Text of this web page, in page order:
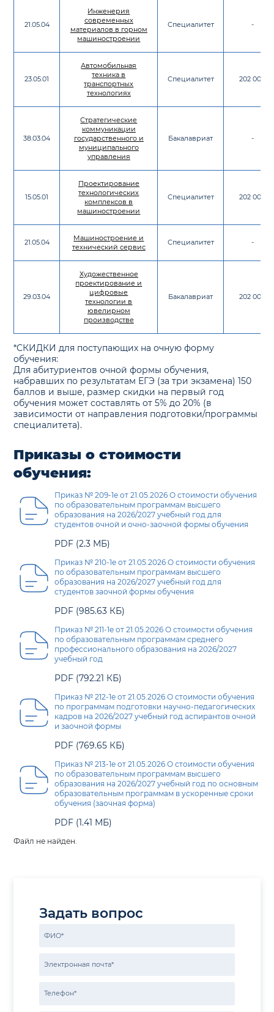
21.05.04
Инженерия
современных
материалов в горном
машиностроении
Специалитет -
23.05.01
Автомобильная
техника в
транспортных
технологиях
Специалитет 202 000
38.03.04
Стратегические
коммуникации
государственного и
муниципального
управления
Бакалавриат -
15.05.01
Проектирование
технологических
комплексов в
машиностроении
Специалитет 202 000
21.05.04
Машиностроение и
технический сервис
Специалитет -
29.03.04
Художественное
проектирование и
цифровые
технологии в
ювелирном
производстве
Бакалавриат 202 000
*СКИДКИ для поступающих на очную форму
обучения:
Для абитуриентов очной формы обучения,
набравших по результатам ЕГЭ (за три экзамена) 150
баллов и выше, размер скидки на первый год
обучения может составлять от 5% до 20% (в
зависимости от направления подготовки/программы
специалитета).
Приказы о стоимости
обучения:
Приказ № 209-1е от 21.05.2026 О стоимости обучения
по образовательным программам высшего
образования на 2026/2027 учебный год для
студентов очной и очно-заочной формы обучения
PDF (2.3 МБ)
Приказ № 210-1е от 21.05.2026 О стоимости обучения
по образовательным программам высшего
образования на 2026/2027 учебный год для
студентов заочной формы обучения
PDF (985.63 КБ)
Приказ № 211-1е от 21.05.2026 О стоимости обучения
по образовательным программам среднего
профессионального образования на 2026/2027
учебный год
PDF (792.21 КБ)
Приказ № 212-1е от 21.05.2026 О стоимости обучения
по программам подготовки научно-педагогических
кадров на 2026/2027 учебный год аспирантов очной
и заочной формы
PDF (769.65 КБ)
Приказ № 213-1е от 21.05.2026 О стоимости обучения
по образовательным программам высшего
образования на 2026/2027 учебный год по основным
образовательным программам в ускоренные сроки
обучения (заочная форма)
PDF (1.41 МБ)
Файл не найден.
Задать вопрос